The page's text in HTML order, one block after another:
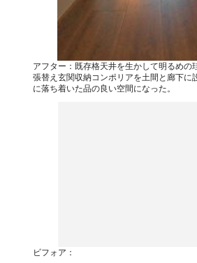
アフター：既存格天井を生かして明るめの
張替え玄関収納コンポリアを土間と廊下に
に落ち着いた品の良い空間になった。
ビフォア：